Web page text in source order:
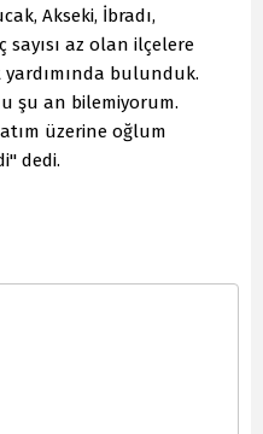
Akseki, İbradı,
az olan ilçelere
yardımında bulunduk.
şu an bilemiyorum.
üzerine oğlum
dedi.